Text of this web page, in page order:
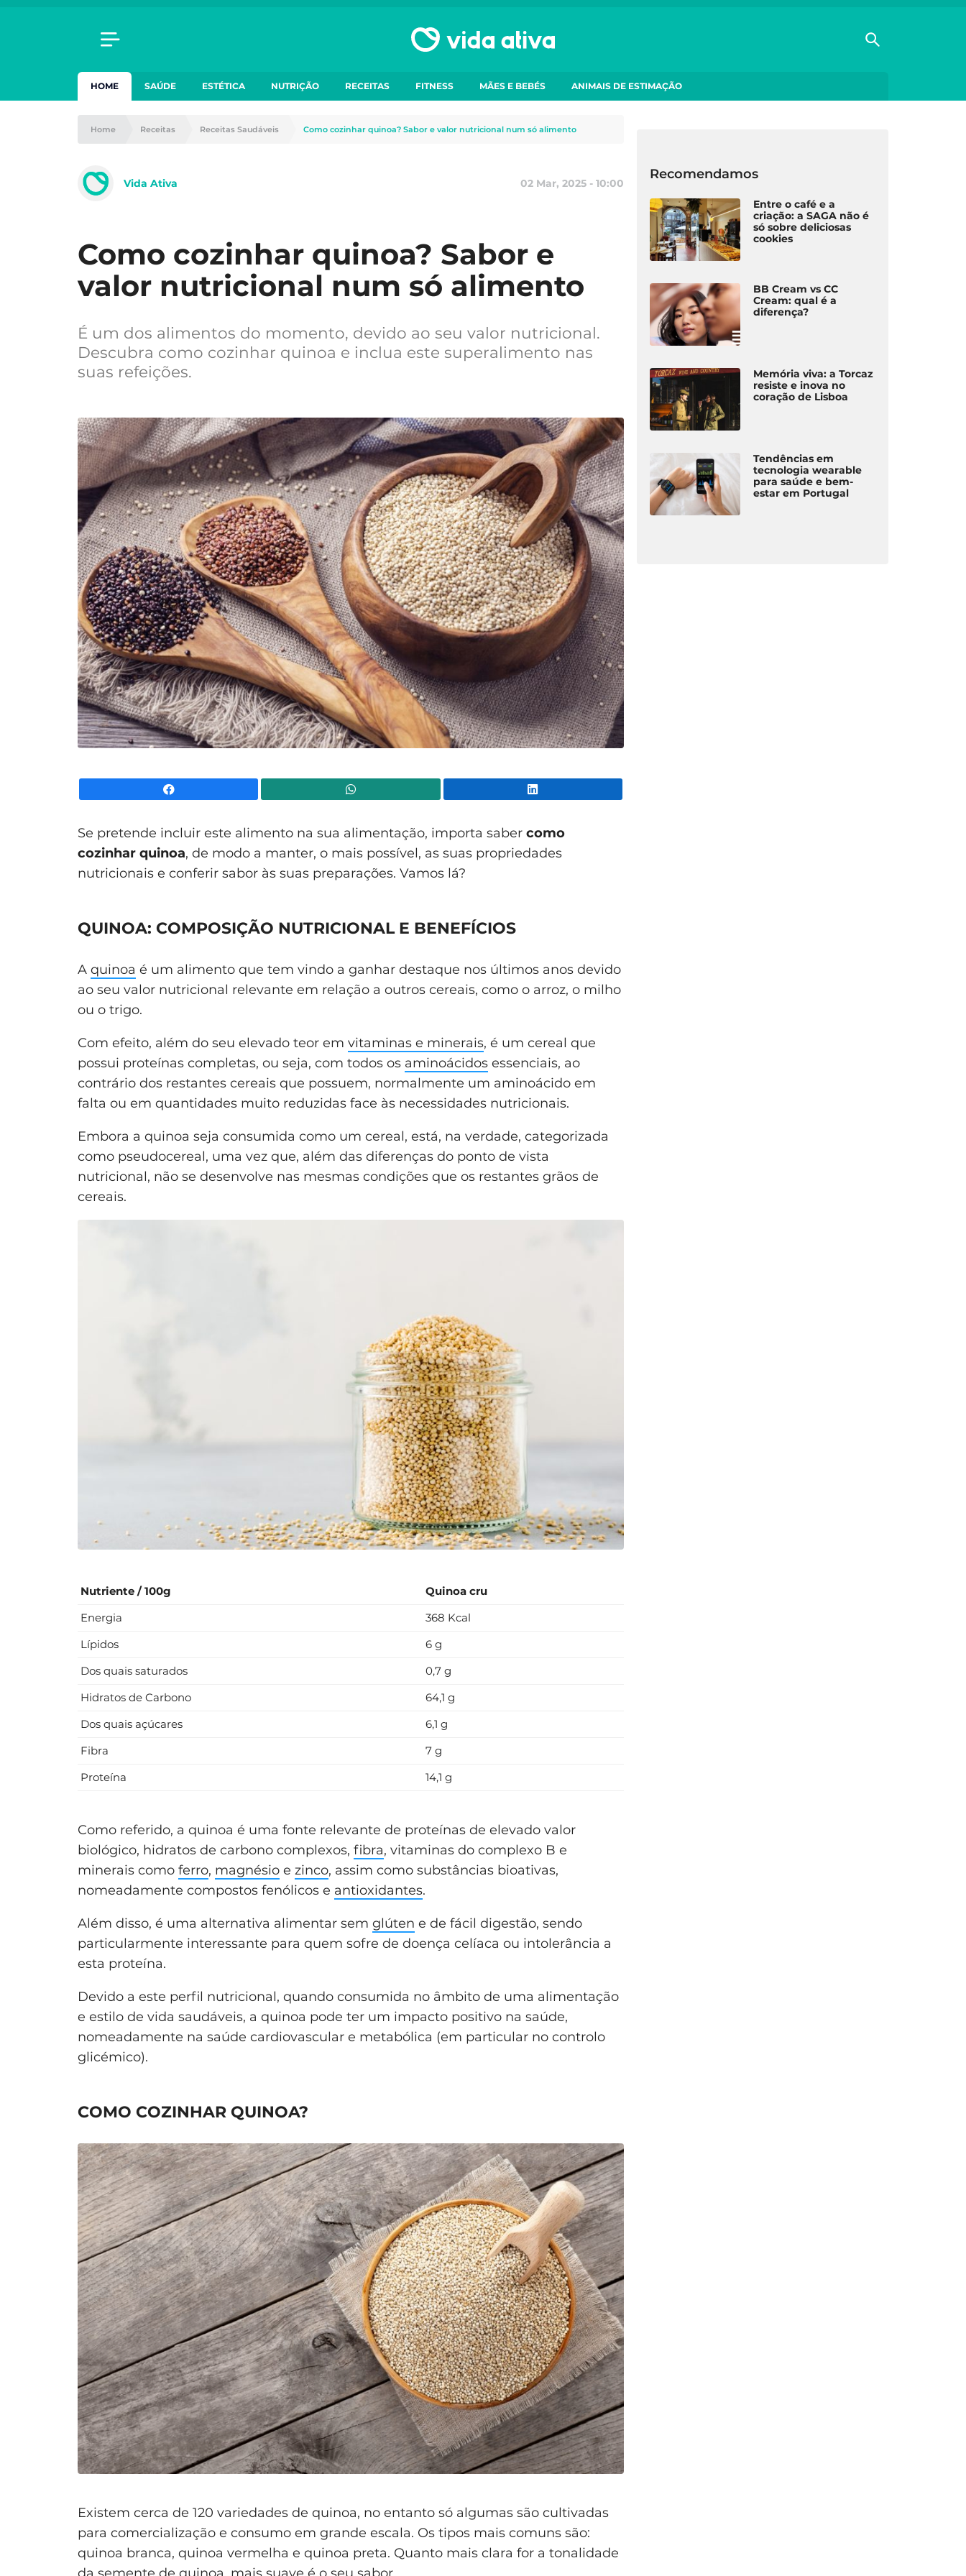
HOME SAÚDE ESTÉTICA NUTRIÇÃO RECEITAS FITNESS MÃES E BEBÉS ANIMAIS DE ESTIMAÇÃO
Home Receitas Receitas Saudáveis Como cozinhar quinoa? Sabor e valor nutricional num só alimento
Vida Ativa 02 Mar, 2025 - 10:00
Como cozinhar quinoa? Sabor e
valor nutricional num só alimento
É um dos alimentos do momento, devido ao seu valor nutricional.
Descubra como cozinhar quinoa e inclua este superalimento nas
suas refeições.
Se pretende incluir este alimento na sua alimentação, importa saber como
cozinhar quinoa, de modo a manter, o mais possível, as suas propriedades
nutricionais e conferir sabor às suas preparações. Vamos lá?
QUINOA: COMPOSIÇÃO NUTRICIONAL E BENEFÍCIOS
A quinoa é um alimento que tem vindo a ganhar destaque nos últimos anos devido
ao seu valor nutricional relevante em relação a outros cereais, como o arroz, o milho
ou o trigo.
Com efeito, além do seu elevado teor em vitaminas e minerais, é um cereal que
possui proteínas completas, ou seja, com todos os aminoácidos essenciais, ao
contrário dos restantes cereais que possuem, normalmente um aminoácido em
falta ou em quantidades muito reduzidas face às necessidades nutricionais.
Embora a quinoa seja consumida como um cereal, está, na verdade, categorizada
como pseudocereal, uma vez que, além das diferenças do ponto de vista
nutricional, não se desenvolve nas mesmas condições que os restantes grãos de
cereais.
Nutriente / 100g
Quinoa cru
Energia
368 Kcal
Lípidos
6 g
Dos quais saturados
0,7 g
Hidratos de Carbono
64,1 g
Dos quais açúcares
6,1 g
Fibra
7 g
Proteína
14,1 g
Como referido, a quinoa é uma fonte relevante de proteínas de elevado valor
biológico, hidratos de carbono complexos, fibra, vitaminas do complexo B e
minerais como ferro, magnésio e zinco, assim como substâncias bioativas,
nomeadamente compostos fenólicos e antioxidantes.
Além disso, é uma alternativa alimentar sem glúten e de fácil digestão, sendo
particularmente interessante para quem sofre de doença celíaca ou intolerância a
esta proteína.
Devido a este perfil nutricional, quando consumida no âmbito de uma alimentação
e estilo de vida saudáveis, a quinoa pode ter um impacto positivo na saúde,
nomeadamente na saúde cardiovascular e metabólica (em particular no controlo
glicémico).
COMO COZINHAR QUINOA?
Existem cerca de 120 variedades de quinoa, no entanto só algumas são cultivadas
para comercialização e consumo em grande escala. Os tipos mais comuns são:
quinoa branca, quinoa vermelha e quinoa preta. Quanto mais clara for a tonalidade
Recomendamos
Entre o café e a
criação: a SAGA não é
só sobre deliciosas
cookies
BB Cream vs CC
Cream: qual é a
diferença?
Memória viva: a Torcaz
resiste e inova no
coração de Lisboa
Tendências em
tecnologia wearable
para saúde e bem-
estar em Portugal